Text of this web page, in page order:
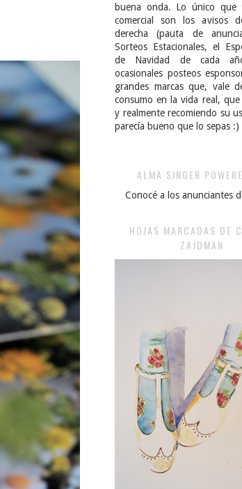
buena onda. Lo único que
comercial son los avisos
derecha (pauta de
Sorteos Estacionales, el
de Navidad de cada
ocasionales posteos
grandes marcas que, vale
consumo en la vida real,
y realmente recomiendo su
parecía bueno que lo sepas :)
ALMA SINGER
Conocé a los anunciantes
HOJAS MARCADAS DE
ZAJDMAN